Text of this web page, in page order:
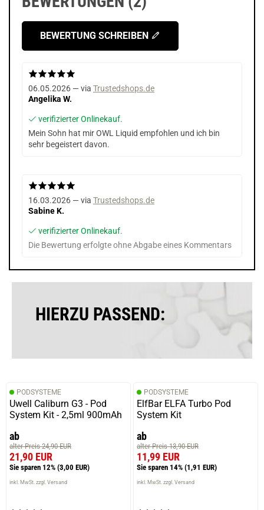
BEWERTUNG SCHREIBEN
06.05.2026 — via Trustedshops.de
Angelika W.
verifizierter Onlinekauf.
Mein Sohn hat mir OWL Liquid empfohlen und ich bin
sehr begeistert davon.
16.03.2026 — via Trustedshops.de
Sabine K.
verifizierter Onlinekauf.
Die Bewertung erfolgte ohne Abgabe eines Kommentars
HIERZU PASSEND:
PODSYSTEME
Uwell Caliburn G3 - Pod
System Kit - 2,5ml 900mAh
ab
alter Preis 24,90 EUR
21,90 EUR
Sie sparen 12% (3,00 EUR)
inkl. MwSt. zzgl. Versand
PODSYSTEME
ElfBar ELFA Turbo Pod
System Kit
ab
alter Preis 13,90 EUR
11,99 EUR
Sie sparen 14% (1,91 EUR)
inkl. MwSt. zzgl. Versand